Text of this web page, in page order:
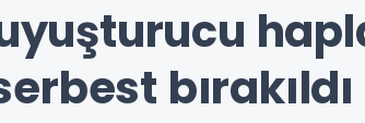
bırakıldı